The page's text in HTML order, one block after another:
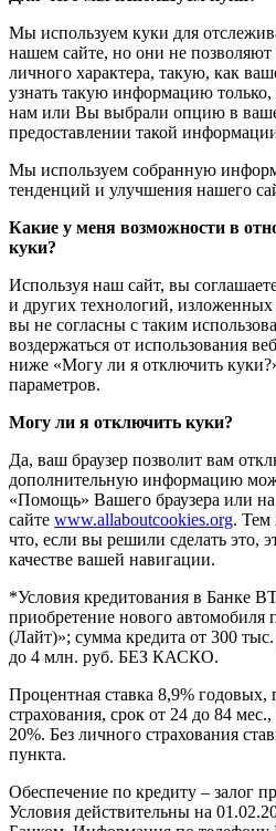
Мы используем куки для
нашем сайте, но они не
личного характера, такую, как
узнать такую информацию только,
нам или Вы выбрали опцию в
предоставлении такой
Мы используем собранную
тенденций и улучшения нашего
Какие у меня возможности в
куки?
Используя наш сайт, вы
и других технологий,
вы не согласны с таким
воздержаться от использования
ниже «Могу ли я отключить
параметров.
Могу ли я отключить куки?
Да, ваш браузер позволит вам
дополнительную информацию
«Помощь» Вашего браузера или на
сайте www.allaboutcookies.org. Тем
что, если вы решили сделать это,
качестве вашей навигации.
*Условия кредитования в Банке
приобретение нового
(Лайт)»; сумма кредита от 300
до 4 млн. руб. БЕЗ КАСКО.
Процентная ставка 8,9%
страхования, срок от 24 до 84
20%. Без личного страхования
пункта.
Обеспечение по кредиту – залог
Условия действительны на